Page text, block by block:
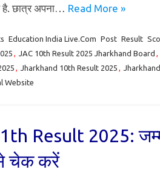
है. छात्र अपना… Read More »
Education India Live.Com Post Result
, JAC 10th Result 2025 Jharkhand Board ,
, Jharkhand 10th Result 2025 ,
Website
Result 2025: जम्मू
चेक करें